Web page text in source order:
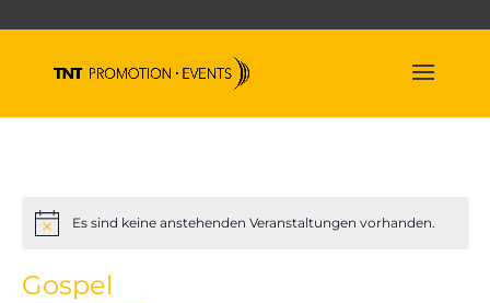
HinweisEs sind keine anstehenden Veranstaltungen vorhanden.
Gospel